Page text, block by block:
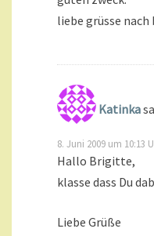
liebe grüsse nach
Katinka
8. Juni 2009 um 10:13
Hallo Brigitte,
klasse dass Du
Liebe Grüße